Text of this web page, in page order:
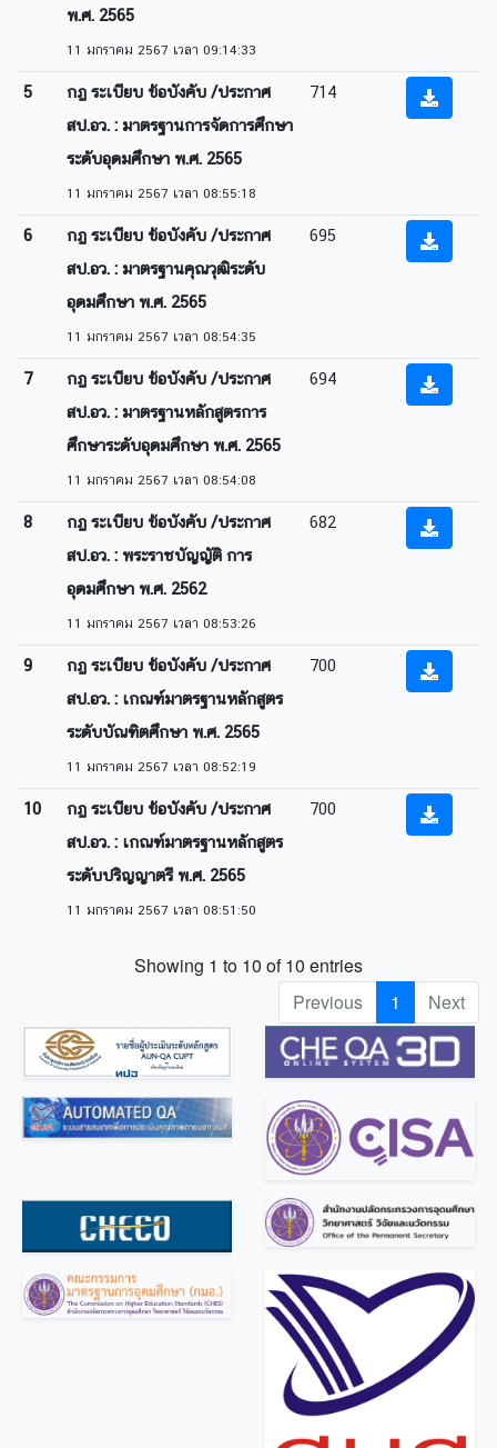
พ.ศ. 2565
11 มกราคม 2567 เวลา 09:14:33
5
กฏ ระเบียบ ข้อบังคับ /ประกาศ
สป.อว. : มาตรฐานการจัดการศึกษา
ระดับอุดมศึกษา พ.ศ. 2565
11 มกราคม 2567 เวลา 08:55:18
714
6
กฏ ระเบียบ ข้อบังคับ /ประกาศ
สป.อว. : มาตรฐานคุณวุฒิระดับ
อุดมศึกษา พ.ศ. 2565
11 มกราคม 2567 เวลา 08:54:35
695
7
กฏ ระเบียบ ข้อบังคับ /ประกาศ
สป.อว. : มาตรฐานหลักสูตรการ
ศึกษาระดับอุดมศึกษา พ.ศ. 2565
11 มกราคม 2567 เวลา 08:54:08
694
8
กฏ ระเบียบ ข้อบังคับ /ประกาศ
สป.อว. : พระราชบัญญัติ การ
อุดมศึกษา พ.ศ. 2562
11 มกราคม 2567 เวลา 08:53:26
682
9
กฏ ระเบียบ ข้อบังคับ /ประกาศ
สป.อว. : เกณฑ์มาตรฐานหลักสูตร
ระดับบัณฑิตศึกษา พ.ศ. 2565
11 มกราคม 2567 เวลา 08:52:19
700
10
กฏ ระเบียบ ข้อบังคับ /ประกาศ
สป.อว. : เกณฑ์มาตรฐานหลักสูตร
ระดับปริญญาตรี พ.ศ. 2565
11 มกราคม 2567 เวลา 08:51:50
700
Showing 1 to 10 of 10 entries
Previous
1 Next